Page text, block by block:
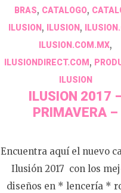
BRAS, CATALOGO,
ILUSION , ILUSION ,
ILUSION.COM.MX,
ILUSIONDIRECT.COM ,
ILUSION
ILUSION 2017
PRIMAVERA –
Encuentra aquí el nuevo
Ilusión 2017 con los
diseños en * lencería *